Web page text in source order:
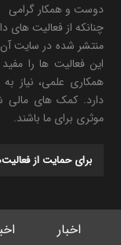
دوست و همکار گرامی
چنانکه از فعالیت های
منتشر شده در سایت آن
این فعالیت ها را مفید
همکاری علمی، نیاز
دارد. کمک های مالی
موثری برای ما باشند.
برای حمایت از
اخبار